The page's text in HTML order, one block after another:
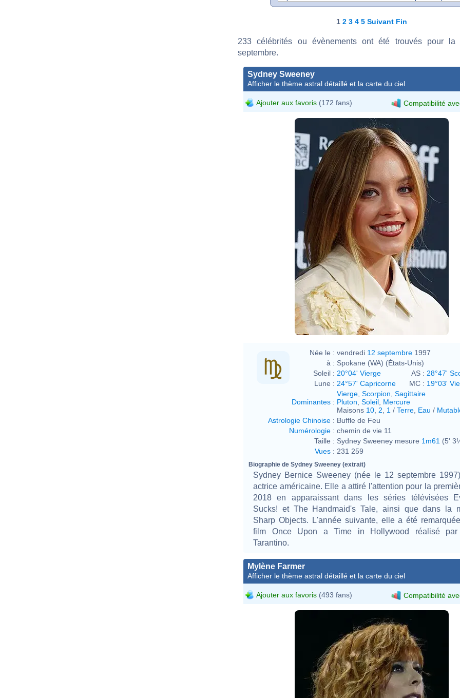
1 2 3 4 5 Suivant Fin
233 célébrités ou évènements ont été trouvés pour
septembre.
Sydney Sweeney
Afficher le thème astral détaillé et la carte du ciel
Ajouter aux favoris (172 fans) Compatibilité
Née le : vendredi 12 septembre 1997
à : Spokane (WA) (États-Unis)
Soleil : 20°04' Vierge AS : 28°47'
Lune : 24°57' Capricorne MC : 19°03'
Dominantes :
Vierge Scorpion Sagittaire
Pluton Soleil Mercure
Maisons 10 2 1 / Terre Eau /
Astrologie Chinoise : Buffle de Feu
Numérologie : chemin de vie 11
Taille : Sydney Sweeney mesure 1m61 (5'
Vues : 231 259
Biographie de Sydney Sweeney (extrait)
Sydney Bernice Sweeney (née le 12 septembre
actrice américaine. Elle a attiré l'attention pour la
2018 en apparaissant dans les séries télévisées
Sucks! et The Handmaid's Tale, ainsi que dans la
Sharp Objects. L'année suivante, elle a été
film Once Upon a Time in Hollywood réalisé par
Tarantino.
Mylène Farmer
Afficher le thème astral détaillé et la carte du ciel
Ajouter aux favoris (493 fans) Compatibilité